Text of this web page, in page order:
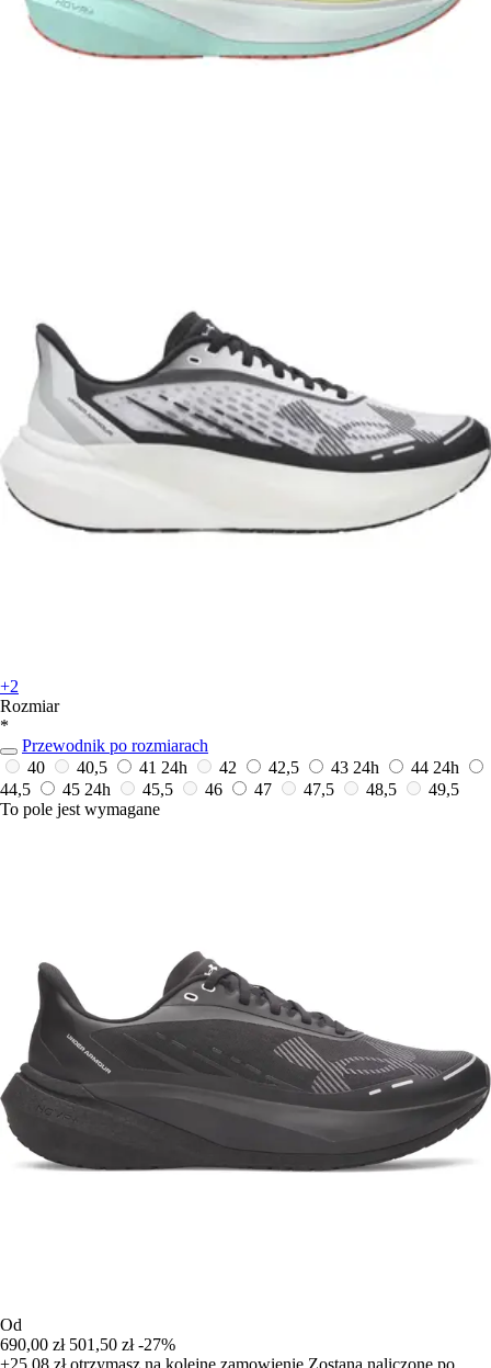
+2
Rozmiar
*
Przewodnik po rozmiarach
40
40,5 41 24h 42 42,5 43 24h 44 24h
44,5
45 24h 45,5 46 47 47,5 48,5
49,5
To pole jest wymagane
Od
690,00 zł 501,50 zł -27%